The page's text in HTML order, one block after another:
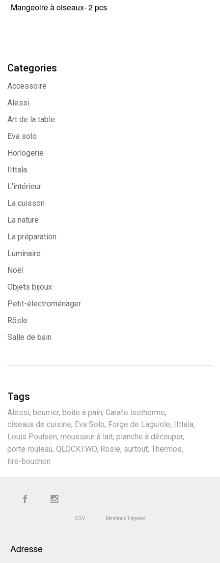
Mangeoire à oiseaux- 2 pcs
Categories
Accessoire
Alessi
Art de la table
Eva solo
Horlogerie
IIttala
L'intérieur
La cuisson
La nature
La préparation
Luminaire
Noël
Objets bijoux
Petit-électroménager
Rösle
Salle de bain
Tags
Alessi beurrier boite à pain Carafe isotherme
ciseaux de cuisine Eva Solo Forge de Laguiole
IIttala
Louis Poulsen mousseur à lait planche à découper
porte rouleau QLOCKTWO Rösle surtout Thermos
tire-bouchon
CGV Mentions Légales
Adresse